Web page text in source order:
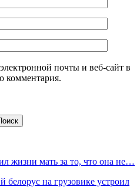
почты и веб-сайт в
комментария.
жизни мать за то, что она не…
на грузовике устроил